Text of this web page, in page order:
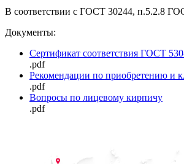
В соответствии с ГОСТ 30244, п.5.2.8
Документы:
Сертификат соответствия ГОСТ
.pdf
Рекомендации по приобретению и
.pdf
Вопросы по лицевому кирпичу
.pdf